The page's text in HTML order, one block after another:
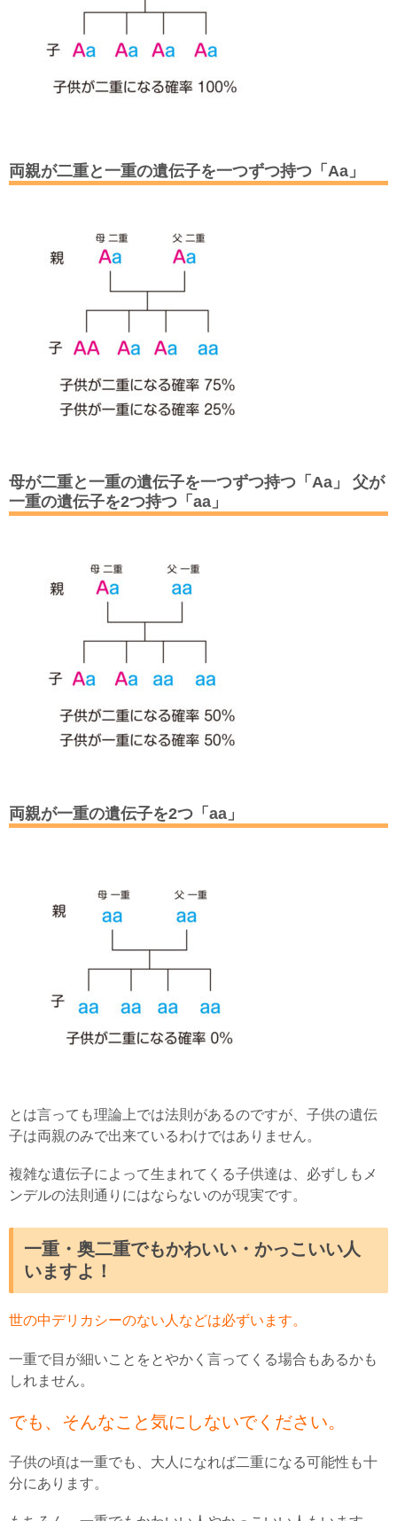
両親が二重と一重の遺伝子を一つずつ持つ「Aa」
母が二重と一重の遺伝子を一つずつ持つ「Aa」 父が
一重の遺伝子を2つ持つ「aa」
両親が一重の遺伝子を2つ「aa」
とは言っても理論上では法則があるのですが、子供の遺伝
子は両親のみで出来ているわけではありません。
複雑な遺伝子によって生まれてくる子供達は、必ずしもメ
ンデルの法則通りにはならないのが現実です。
一重・奥二重でもかわいい・かっこいい人
いますよ！
世の中デリカシーのない人などは必ずいます。
一重で目が細いことをとやかく言ってくる場合もあるかも
しれません。
でも、そんなこと気にしないでください。
子供の頃は一重でも、大人になれば二重になる可能性も十
分にあります。